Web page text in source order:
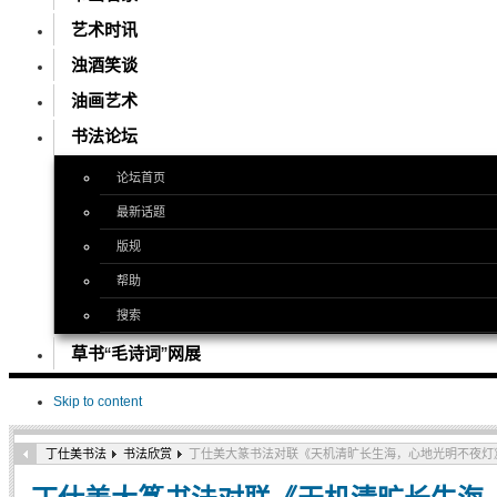
艺术时讯
浊酒笑谈
油画艺术
书法论坛
论坛首页
最新话题
版规
帮助
搜索
草书“毛诗词”网展
Skip to content
丁仕美书法 书法欣赏 丁仕美大篆书法对联《天机清旷长生海，心地光明不夜灯